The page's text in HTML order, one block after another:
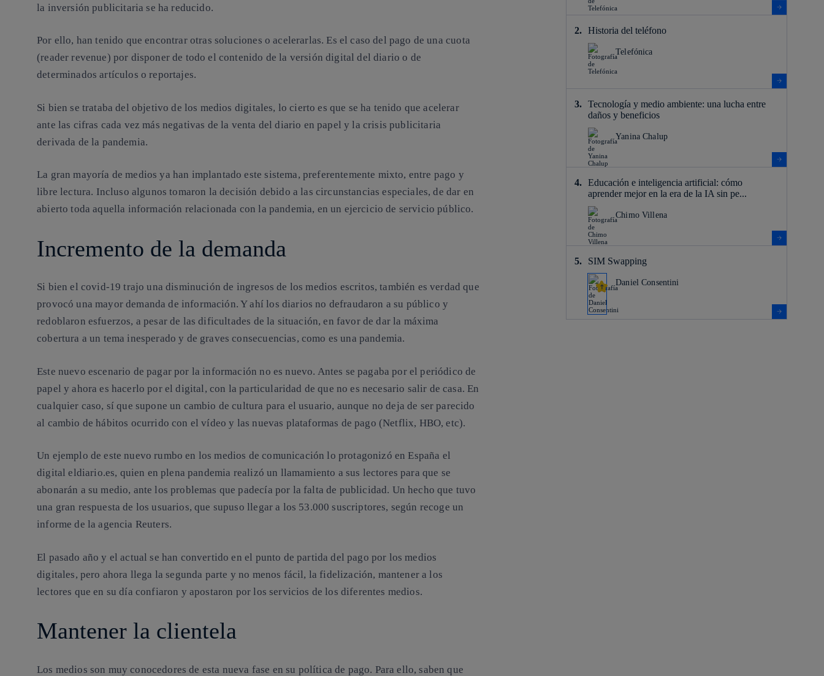
la inversión publicitaria se ha reducido.
Por ello, han tenido que encontrar otras soluciones o acelerarlas. Es el caso del pago de una cuota
(reader revenue) por disponer de todo el contenido de la versión digital del diario o de
determinados artículos o reportajes.
Si bien se trataba del objetivo de los medios digitales, lo cierto es que se ha tenido que acelerar
ante las cifras cada vez más negativas de la venta del diario en papel y la crisis publicitaria
derivada de la pandemia.
La gran mayoría de medios ya han implantado este sistema, preferentemente mixto, entre pago y
libre lectura. Incluso algunos tomaron la decisión debido a las circunstancias especiales, de dar en
abierto toda aquella información relacionada con la pandemia, en un ejercicio de servicio público.
Incremento de la demanda
Si bien el covid-19 trajo una disminución de ingresos de los medios escritos, también es verdad que
provocó una mayor demanda de información. Y ahí los diarios no defraudaron a su público y
redoblaron esfuerzos, a pesar de las dificultades de la situación, en favor de dar la máxima
cobertura a un tema inesperado y de graves consecuencias, como es una pandemia.
Este nuevo escenario de pagar por la información no es nuevo. Antes se pagaba por el periódico de
papel y ahora es hacerlo por el digital, con la particularidad de que no es necesario salir de casa. En
cualquier caso, sí que supone un cambio de cultura para el usuario, aunque no deja de ser parecido
al cambio de hábitos ocurrido con el vídeo y las nuevas plataformas de pago (Netflix, HBO, etc).
Un ejemplo de este nuevo rumbo en los medios de comunicación lo protagonizó en España el
digitaleldiario.es, quien en plena pandemia realizó un llamamiento a sus lectores para que se
abonarán a su medio, ante los problemas que padecía por la falta de publicidad. Un hecho que tuvo
una gran respuesta de los usuarios, que supuso llegar a los 53.000 suscriptores, según recoge un
informe de la agencia Reuters.
El pasado año y el actual se han convertido en el punto de partida del pago por los medios
digitales, pero ahora llega la segunda parte y no menos fácil, la fidelización, mantener a los
lectores que en su día confiaron y apostaron por los servicios de los diferentes medios.
Mantener la clientela
Los medios son muy conocedores de esta nueva fase en su política de pago. Para ello, saben que
Historia del teléfono
Telefónica
Tecnología y medio ambiente: una lucha entre
daños y beneficios
Yanina Chalup
Educación e inteligencia artificial: cómo
aprender mejor en la era de la IA sin pe...
Chimo Villena
SIM Swapping
Daniel Consentini